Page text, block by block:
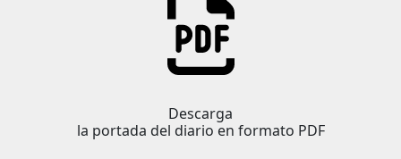
Descarga
la portada del diario en formato PDF